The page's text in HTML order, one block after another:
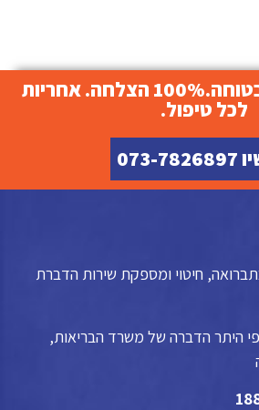
הדברת מזיקים בטוחה.100% הצלחה. אחריות
לכל טיפול.
חיטוי ומספקת שירות הדברת
היתר הדברה של משרד הבריאות,